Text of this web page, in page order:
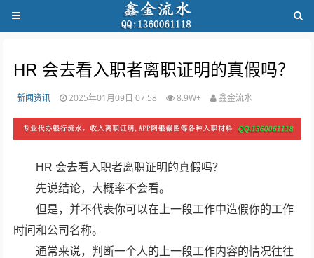
HR 会去看入职者离职证明的真假吗？
新闻资讯 2025年01月09日 07:58 8.9W+ 鑫金流水
HR 会去看入职者离职证明的真假吗？
先说结论，大概率不会看。
但是，并不代表你可以在上一段工作中造假你的工作
时间和公司名称。
通常来说，判断一个人的上一段工作内容的情况往往